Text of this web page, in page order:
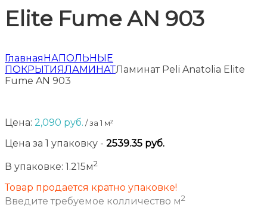
Elite Fume AN 903
ГлавнаяНАПОЛЬНЫЕ
ПОКРЫТИЯЛАМИНАТЛаминат Peli Anatolia Elite
Fume AN 903
Цена: 2,090 руб. / за 1 м²
Цена за 1 упаковку - 2539.35 руб.
В упаковке: 1.215м2
Товар продается кратно упаковке!
Введите требуемое колличество м2